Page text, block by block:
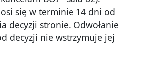
się w terminie 14 dni od
decyzji stronie. Odwołanie
decyzji nie wstrzymuje jej